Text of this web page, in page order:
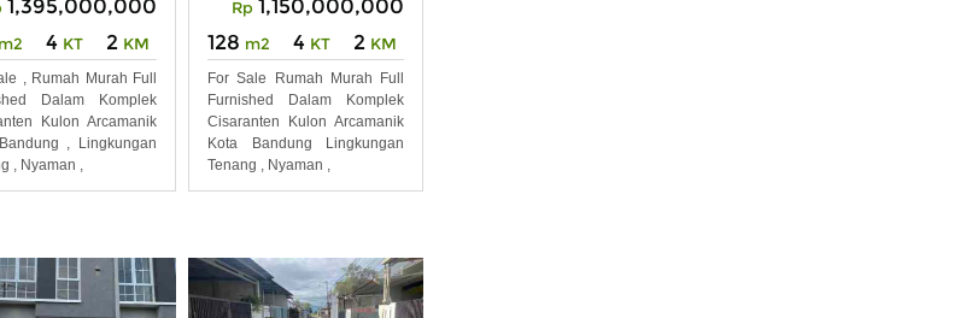
1,395,000,000
m2 4 KT 2 KM
, Rumah Murah Full
Dalam Komplek
Kulon Arcamanik
, Lingkungan
, Nyaman ,
Rp 1,150,000,000
128 m2 4 KT 2 KM
For Sale Rumah Murah Full
Furnished Dalam Komplek
Cisaranten Kulon Arcamanik
Kota Bandung Lingkungan
Tenang , Nyaman ,